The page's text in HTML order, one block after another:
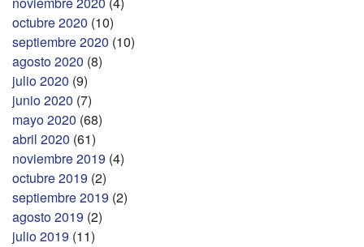
octubre 2020 (10)
septiembre 2020 (10)
agosto 2020 (8)
julio 2020 (9)
junio 2020 (7)
mayo 2020 (68)
abril 2020 (61)
noviembre 2019 (4)
octubre 2019 (2)
septiembre 2019 (2)
agosto 2019 (2)
julio 2019 (11)